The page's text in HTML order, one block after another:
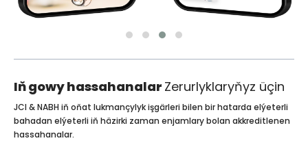
Iň gowy hassahanalar Zerurlyklaryňyz üçin
JCI & NABH iň oňat lukmançylyk işgärleri bilen bir hatarda elýeterli
bahadan elýeterli iň häzirki zaman enjamlary bolan akkreditlenen
hassahanalar.